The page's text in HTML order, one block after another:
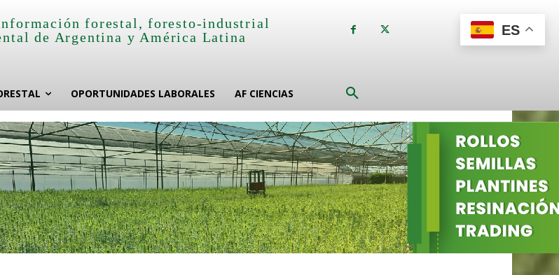
forestal, foresto-industrial
de Argentina y América Latina
OPORTUNIDADES LABORALES AF CIENCIAS
ES